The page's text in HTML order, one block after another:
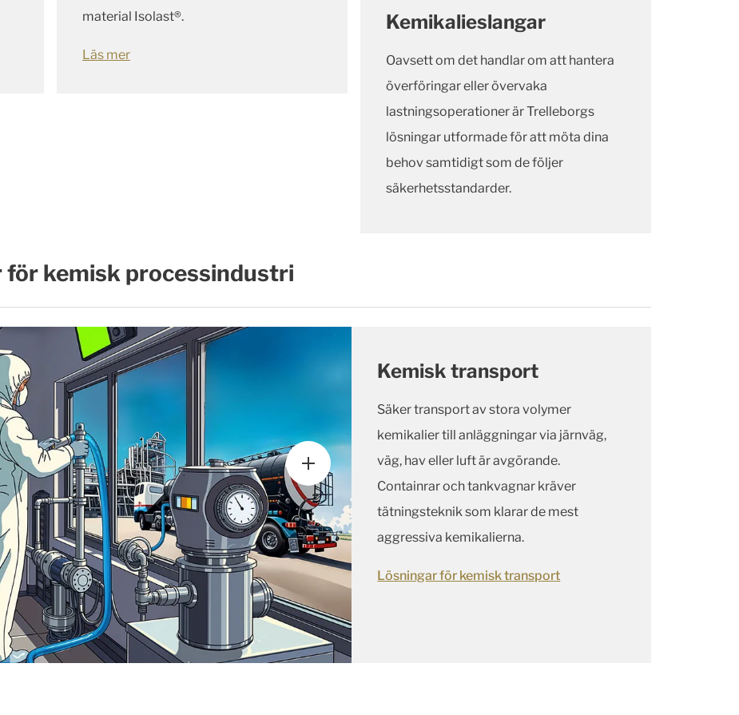
material Isolast®.
Läs mer
Kemikalieslangar
Oavsett om det handlar om att hantera
överföringar eller övervaka
lastningsoperationer är Trelleborgs
lösningar utformade för att möta dina
behov samtidigt som de följer
säkerhetsstandarder.
kemisk processindustri
Kemisk transport
Säker transport av stora volymer
kemikalier till anläggningar via järnväg,
väg, hav eller luft är avgörande.
Containrar och tankvagnar kräver
tätningsteknik som klarar de mest
aggressiva kemikalierna.
Lösningar för kemisk transport